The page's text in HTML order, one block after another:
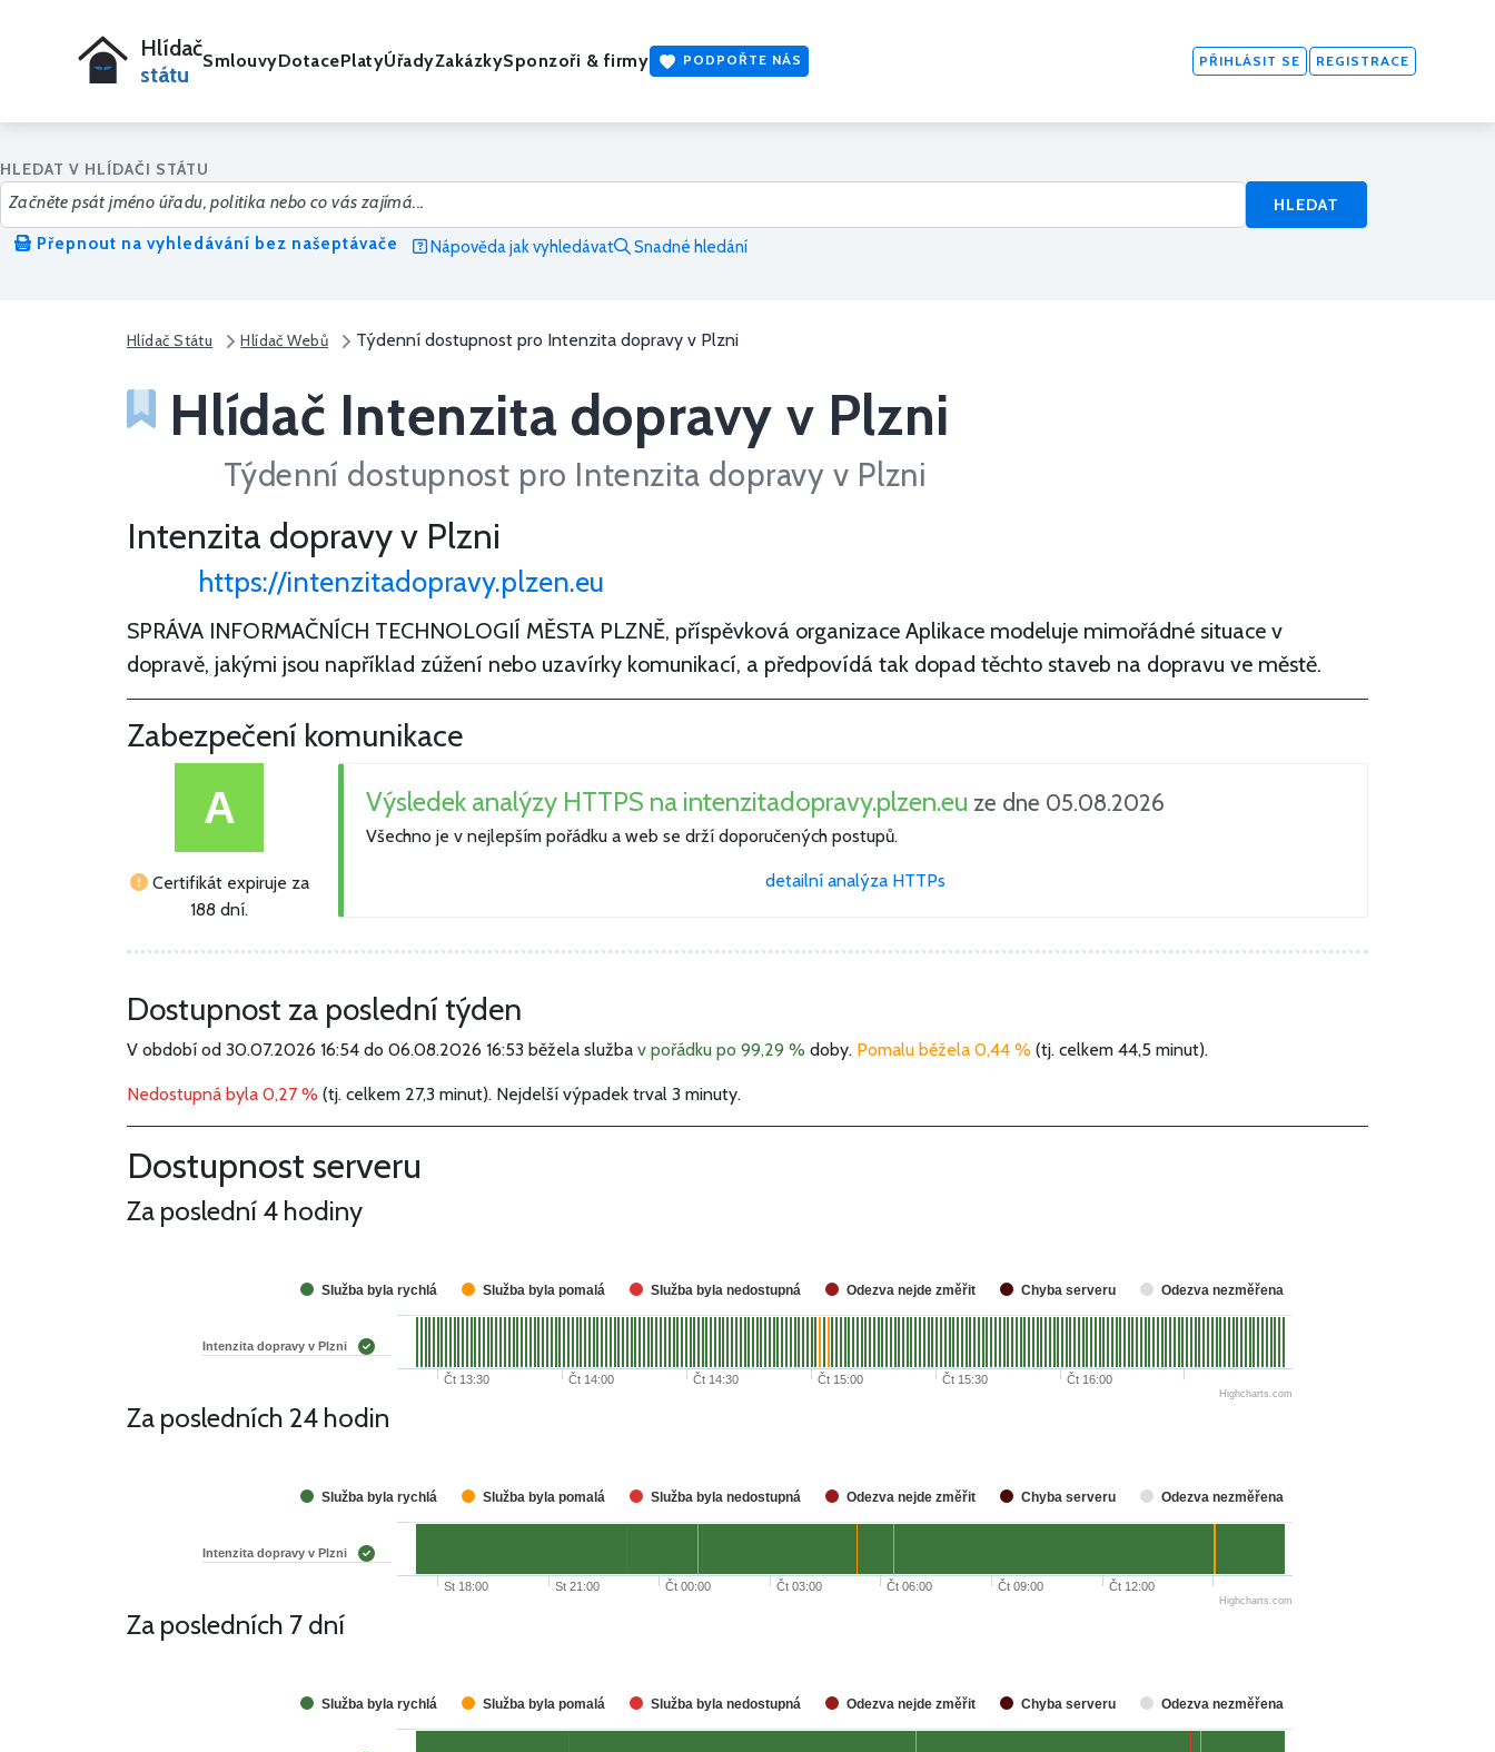
Hlídač
státu
SmlouvyDotacePlatyÚřadyZakázkySponzoři & firmy PODPOŘTE NÁS PŘIHLÁSIT SE REGISTRACE
HLEDAT V HLÍDAČI STÁTU
HLEDAT
Přepnout na vyhledávání bez našeptávače
Nápověda jak vyhledávat Snadné hledání
Hlídač Státu Hlídač Webů Týdenní dostupnost pro Intenzita dopravy v Plzni
Hlídač Intenzita dopravy v Plzni
Týdenní dostupnost pro Intenzita dopravy v Plzni
Intenzita dopravy v Plzni
https://intenzitadopravy.plzen.eu
SPRÁVA INFORMAČNÍCH TECHNOLOGIÍ MĚSTA PLZNĚ, příspěvková organizace Aplikace modeluje mimořádné situace v
dopravě, jakými jsou například zúžení nebo uzavírky komunikací, a předpovídá tak dopad těchto staveb na dopravu ve městě.
Zabezpečení komunikace
A
Certifikát expiruje za
188 dní.
Výsledek analýzy HTTPS na intenzitadopravy.plzen.eu ze dne 05.08.2026
Všechno je v nejlepším pořádku a web se drží doporučených postupů.
detailní analýza HTTPs
Dostupnost za poslední týden
V období od 30.07.2026 16:54 do 06.08.2026 16:53 běžela služba v pořádku po 99,29 % doby. Pomalu běžela 0,44 % (tj. celkem 44,5 minut).
Nedostupná byla 0,27 % (tj. celkem 27,3 minut). Nejdelší výpadek trval 3 minuty.
Dostupnost serveru
Za poslední 4 hodiny
Služba byla rychlá Služba byla pomalá Služba byla nedostupná Odezva nejde změřit Chyba serveru Odezva nezměřena
Čt 13:30 Čt 14:00 Čt 14:30 Čt 15:00 Čt 15:30 Čt 16:00
Highcharts.com
Intenzita dopravy v Plzni
Za posledních 24 hodin
Služba byla rychlá Služba byla pomalá Služba byla nedostupná Odezva nejde změřit Chyba serveru Odezva nezměřena
St 18:00 Čt 00:00 Čt 06:00 Čt 12:00
St 21:00 Čt 03:00 Čt 09:00
Highcharts.com
Intenzita dopravy v Plzni
Za posledních 7 dní
Služba byla rychlá Služba byla pomalá Služba byla nedostupná Odezva nejde změřit Chyba serveru Odezva nezměřena